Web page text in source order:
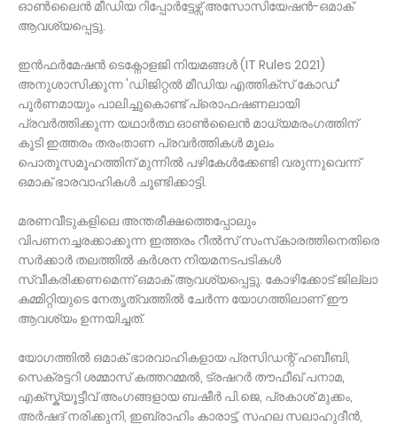
ഓൺലൈൻ മീഡിയ റിപ്പോർട്ടേഴ്സ് അസോസിയേഷൻ-ഒമാക്
ആവശ്യപ്പെട്ടു.
ഇൻഫർമേഷൻ ടെക്നോളജി നിയമങ്ങൾ (IT Rules 2021)
അനുശാസിക്കുന്ന 'ഡിജിറ്റൽ മീഡിയ എത്തിക്സ് കോഡ്'
പൂർണമായും പാലിച്ചുകൊണ്ട് പ്രൊഫഷണലായി
പ്രവർത്തിക്കുന്ന യഥാർത്ഥ ഓൺലൈൻ മാധ്യമരംഗത്തിന്
കൂടി ഇത്തരം തരംതാണ പ്രവർത്തികൾ മൂലം
പൊതുസമൂഹത്തിന് മുന്നിൽ പഴികേൾക്കേണ്ടി വരുന്നുവെന്ന്
ഒമാക് ഭാരവാഹികൾ ചൂണ്ടിക്കാട്ടി.
മരണവീടുകളിലെ അന്തരീക്ഷത്തെപ്പോലും
വിപണനച്ചരക്കാക്കുന്ന ഇത്തരം റീൽസ് സംസ്‌കാരത്തിനെതിരെ
സർക്കാർ തലത്തിൽ കർശന നിയമനടപടികൾ
സ്വീകരിക്കണമെന്ന് ഒമാക് ആവശ്യപ്പെട്ടു. കോഴിക്കോട് ജില്ലാ
കമ്മിറ്റിയുടെ നേതൃത്വത്തിൽ ചേർന്ന യോഗത്തിലാണ് ഈ
ആവശ്യം ഉന്നയിച്ചത്.
യോഗത്തിൽ ഒമാക് ഭാരവാഹികളായ പ്രസിഡന്റ് ഹബീബി,
സെക്രട്ടറി ശമ്മാസ് കത്തറമ്മൽ, ട്രഷറർ തൗഫീഖ് പനാമ,
എക്സ്ക്യൂട്ടീവ് അംഗങ്ങളായ ബഷീർ പി.ജെ, പ്രകാശ് മുക്കം,
അർഷദ് നരിക്കുനി, ഇബ്രാഹിം കാരാട്ട്, സഹല സലാഹുദീൻ,